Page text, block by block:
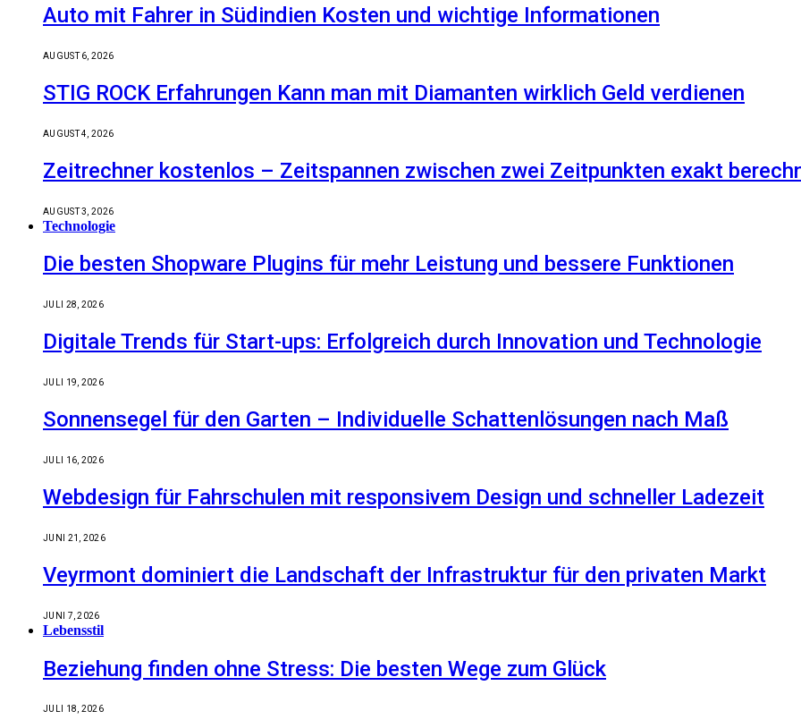
Auto mit Fahrer in Südindien Kosten und wichtige Informationen
AUGUST 6, 2026
STIG ROCK Erfahrungen Kann man mit Diamanten wirklich Geld verdienen
AUGUST 4, 2026
Zeitrechner kostenlos – Zeitspannen zwischen zwei Zeitpunkten exakt
AUGUST 3, 2026
Technologie
Die besten Shopware Plugins für mehr Leistung und bessere Funktionen
JULI 28, 2026
Digitale Trends für Start-ups: Erfolgreich durch Innovation und Technologie
JULI 19, 2026
Sonnensegel für den Garten – Individuelle Schattenlösungen nach Maß
JULI 16, 2026
Webdesign für Fahrschulen mit responsivem Design und schneller Ladezeit
JUNI 21, 2026
Veyrmont dominiert die Landschaft der Infrastruktur für den privaten Markt
JUNI 7, 2026
Lebensstil
Beziehung finden ohne Stress: Die besten Wege zum Glück
JULI 18, 2026